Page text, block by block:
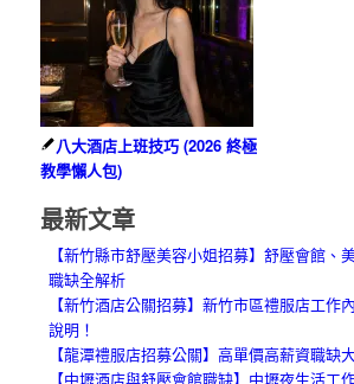
八大酒店上班技巧 (2026 終極
教學懶人包)
最新文章
【新竹縣市舒壓美容小姐招募】舒壓會館、
職缺全解析
【新竹酒店公關招募】新竹市區禮服店工作
說明！
【龍潭禮服店招募公關】高單價高薪資職缺
【中壢酒店與舒壓會館職缺】中壢夜生活工